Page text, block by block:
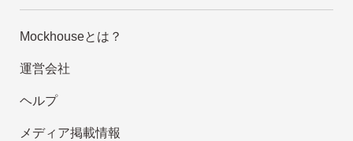
Mockhouseとは？
運営会社
ヘルプ
メディア掲載情報